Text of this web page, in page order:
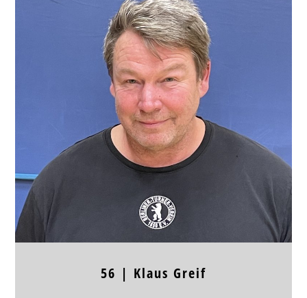
Position
Kreis
Jahrgang
Körpergröße
Frühere Stationen
56 | Klaus Greif